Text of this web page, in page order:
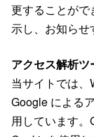
更することが
示し、お知らせ
アクセス解析ツ
当サイトでは、
Google による
用しています